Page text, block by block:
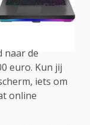
naar de
euro. Kun jij
iets om
online